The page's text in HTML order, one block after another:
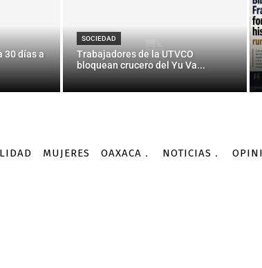
30 días a
SOCIEDAD
Trabajadores de la UTVCO
bloquean crucero del Yu Va...
MUJERES OAXACA NOTICIAS
de Culiacán a
AGENCIA INFORMATIVA CONACYT - 10/02/